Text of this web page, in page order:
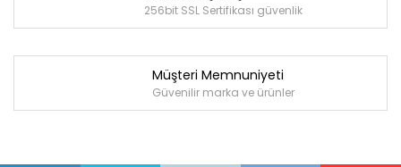
256bit SSL Sertifikası güvenlik
Müşteri Memnuniyeti
Güvenilir marka ve ürünler